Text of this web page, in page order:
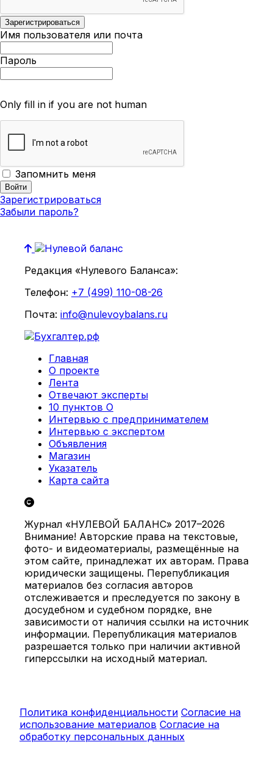
Имя пользователя или почта
Пароль
Only fill in if you are not human
Запомнить меня
Зарегистрироваться
Забыли пароль?
Редакция «Нулевого Баланса»:
Телефон: +7 (499) 110-08-26
Почта: info@nulevoybalans.ru
Главная
О проекте
Лента
Отвечают эксперты
10 пунктов О
Интервью с предпринимателем
Интервью с экспертом
Объявления
Магазин
Указатель
Карта сайта
Журнал «НУЛЕВОЙ БАЛАНС» 2017–2026
Внимание! Авторские права на текстовые,
фото- и видеоматериалы, размещённые на
этом сайте, принадлежат их авторам. Права
юридически защищены. Перепубликация
материалов без согласия авторов
отслеживается и преследуется по закону в
досудебном и судебном порядке, вне
зависимости от наличия ссылки на источник
информации. Перепубликация материалов
разрешается только при наличии активной
гиперссылки на исходный материал.
Политика конфиденциальности Согласие на
использование материалов Согласие на
обработку персональных данных